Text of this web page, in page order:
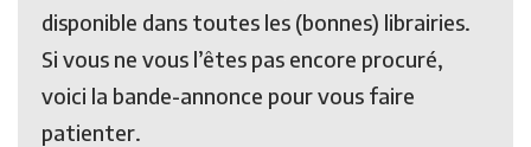
disponible dans toutes les (bonnes) librairies.
Si vous ne vous l’êtes pas encore procuré,
voici la bande-annonce pour vous faire
patienter.